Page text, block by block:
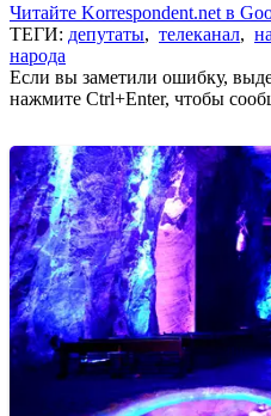
Читайте Korrespondent.net в
ТЕГИ: депутаты, телеканал,
народа
Если вы заметили ошибку,
нажмите Ctrl+Enter, чтобы